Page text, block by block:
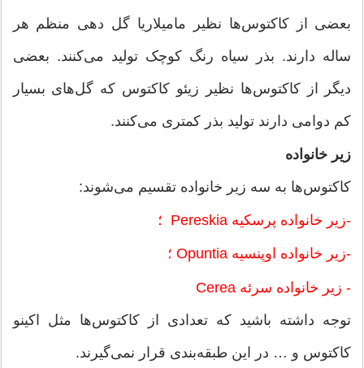
بعضی از کاکتوس‌ها نظیر مامیلاریا گل دهی منظم هر
ساله دارند. بذر سیاه رنگ کوچک تولید می‌کنند. بعضی
دیگر از کاکتوس‌ها نظیر زیئو کاکتوس که گل‌های بسیار
کم دوامی دارند تولید بذر کمتری می‌کنند.
زیر خانواده
کاکتوس‌ها به سه زیر خانواده تقسیم می‌شوند:
-زیر خانواده پرسکیه Pereskia ؛
-زیر خانواده اوپنسیه Opuntia ؛
- زیر خانواده سرئه Cerea
توجه داشته باشید که تعدادی از کاکتوس‌ها مثل اکینو
کاکتوس و … در این طبقه‌بندی قرار نمی‌گیرند.